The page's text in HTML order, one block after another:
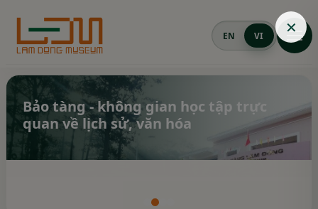
EN VI Mở
✕
Bảo tàng - không gian học tập trực
quan về lịch sử, văn hóa